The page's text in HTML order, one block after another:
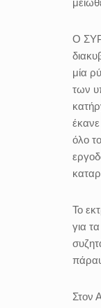
Ο
μία
των
όλο
Το
για
Στον